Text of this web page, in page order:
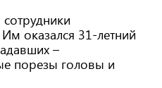
оказался 31-летний
–
порезы головы и